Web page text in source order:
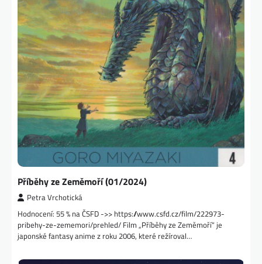
Příběhy ze Zeměmoří (01/2024)
Petra Vrchotická
Hodnocení: 55 % na ČSFD ->> https://www.csfd.cz/film/222973-
pribehy-ze-zememori/prehled/ Film „Příběhy ze Zeměmoří“ je
japonské fantasy anime z roku 2006, které režíroval…